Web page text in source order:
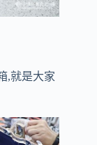
,就是大家